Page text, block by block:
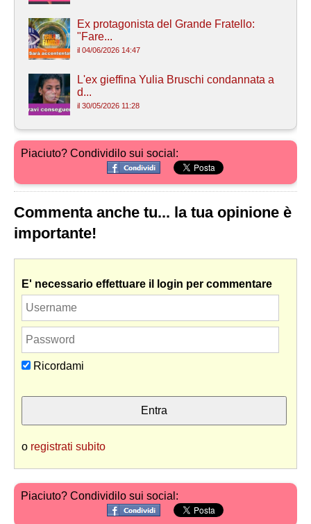
Ex protagonista del Grande Fratello:
"Fare...
il 04/06/2026 14:47
L'ex gieffina Yulia Bruschi condannata a
d...
il 30/05/2026 11:28
Piaciuto? Condividilo sui social:
Commenta anche tu... la tua opinione è
importante!
E' necessario effettuare il login per commentare
Ricordami
o registrati subito
Piaciuto? Condividilo sui social: